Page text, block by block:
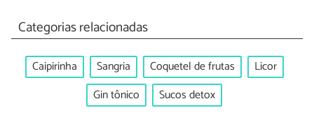
Categorias relacionadas
Caipirinha Sangria Coquetel de frutas
Licor
Gin tônico
Sucos detox